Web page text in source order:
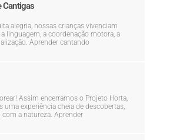
Cantigas
alegria, nossas crianças vivenciam
linguagem, a coordenação motora, a
Aprender cantando
Assim encerramos o Projeto Horta,
uma experiência cheia de descobertas,
a natureza. Aprender